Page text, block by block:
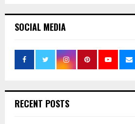
SOCIAL MEDIA
RECENT POSTS